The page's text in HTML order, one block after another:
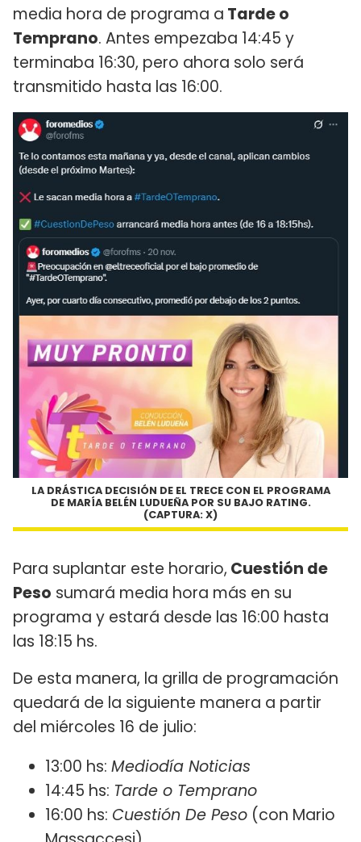
media hora de programa a Tarde o
Temprano. Antes empezaba 14:45 y
terminaba 16:30, pero ahora solo será
transmitido hasta las 16:00.
LA DRÁSTICA DECISIÓN DE EL TRECE CON EL PROGRAMA
DE MARÍA BELÉN LUDUEÑA POR SU BAJO RATING.
(CAPTURA: X)
Para suplantar este horario, Cuestión de
Peso sumará media hora más en su
programa y estará desde las 16:00 hasta
las 18:15 hs.
De esta manera, la grilla de programación
quedará de la siguiente manera a partir
del miércoles 16 de julio:
13:00 hs: Mediodía Noticias
14:45 hs: Tarde o Temprano
16:00 hs: Cuestión De Peso (con Mario